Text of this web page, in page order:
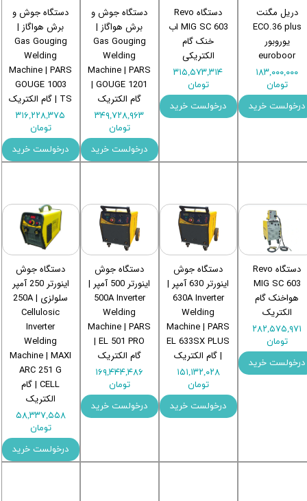
دریل مگنت
ECO.36 plus
یوروبور
euroboor
۱۸۳,۰۰۰,۰۰۰
تومان
درخولست خرید
دستگاه Revo
MIG SC 603 اب
خنک گام
الکتریکی
۳۱۵,۵۷۳,۳۱۴
تومان
درخولست خرید
دستگاه جوش و
برش هواگاز |
Gas Gouging
Welding
Machine | PARS
GOUGE 1201 |
گام الکتریک
۳۴۹,۷۲۸,۹۶۳
تومان
درخولست خرید
دستگاه جوش و
برش هواگاز |
Gas Gouging
Welding
Machine | PARS
GOUGE 1003
TS | گام الکتریک
۳۱۶,۲۲۸,۳۷۵
تومان
درخولست خرید
دستگاه Revo
MIG SC 603
هواخنک گام
الکتریک
۲۸۲,۵۷۵,۹۷۱
تومان
درخولست خرید
دستگاه جوش
اینورتر 630 آمپر |
630A Inverter
Welding
Machine | PARS
EL 633SX PLUS
| گام الکتریک
۱۵۱,۱۳۲,۰۲۸
تومان
درخولست خرید
دستگاه جوش
اینورتر 500 آمپر |
500A Inverter
Welding
Machine | PARS
EL 501 PRO |
گام الکتریک
۱۶۹,۴۴۴,۴۸۶
تومان
درخولست خرید
دستگاه جوش
اینورتر 250 آمپر
سلولزی | 250A
Cellulosic
Inverter
Welding
Machine | MAXI
ARC 251 G
CELL | گام
الکتریک
۵۸,۳۳۷,۵۵۸
تومان
درخولست خرید